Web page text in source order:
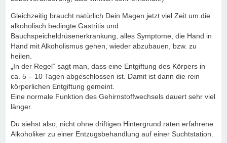
Gleichzeitig braucht natürlich Dein Magen jetzt viel Zeit um die
alkoholisch bedingte Gastritis und
Bauchspeicheldrüsenerkrankung, alles Symptome, die Hand in
Hand mit Alkoholismus gehen, wieder abzubauen, bzw. zu
heilen.
„In der Regel“ sagt man, dass eine Entgiftung des Körpers in
ca. 5 – 10 Tagen abgeschlossen ist. Damit ist dann die rein
körperlichen Entgiftung gemeint.
Eine normale Funktion des Gehirnstoffwechsels dauert sehr viel
länger.
Du siehst also, nicht ohne driftigen Hintergrund raten erfahrene
Alkoholiker zu einer Entzugsbehandlung auf einer Suchtstation.